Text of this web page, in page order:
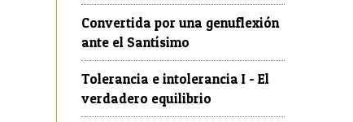
Convertida por una genuflexión
ante el Santísimo
Tolerancia e intolerancia I - El
verdadero equilibrio